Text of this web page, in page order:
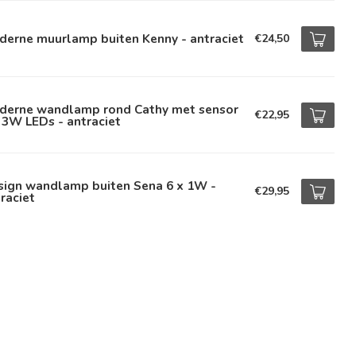
muurlamp buiten Kenny - antraciet €24,50
wandlamp rond Cathy met sensor
LEDs - antraciet €22,95
wandlamp buiten Sena 6 x 1W - €29,95